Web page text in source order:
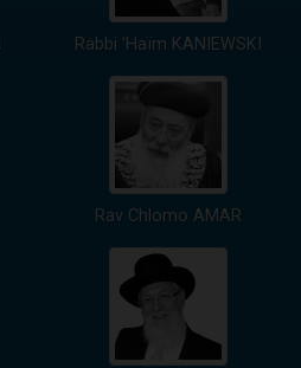
Rabbi 'Haïm KANIEWSKI
Rav Chlomo AMAR